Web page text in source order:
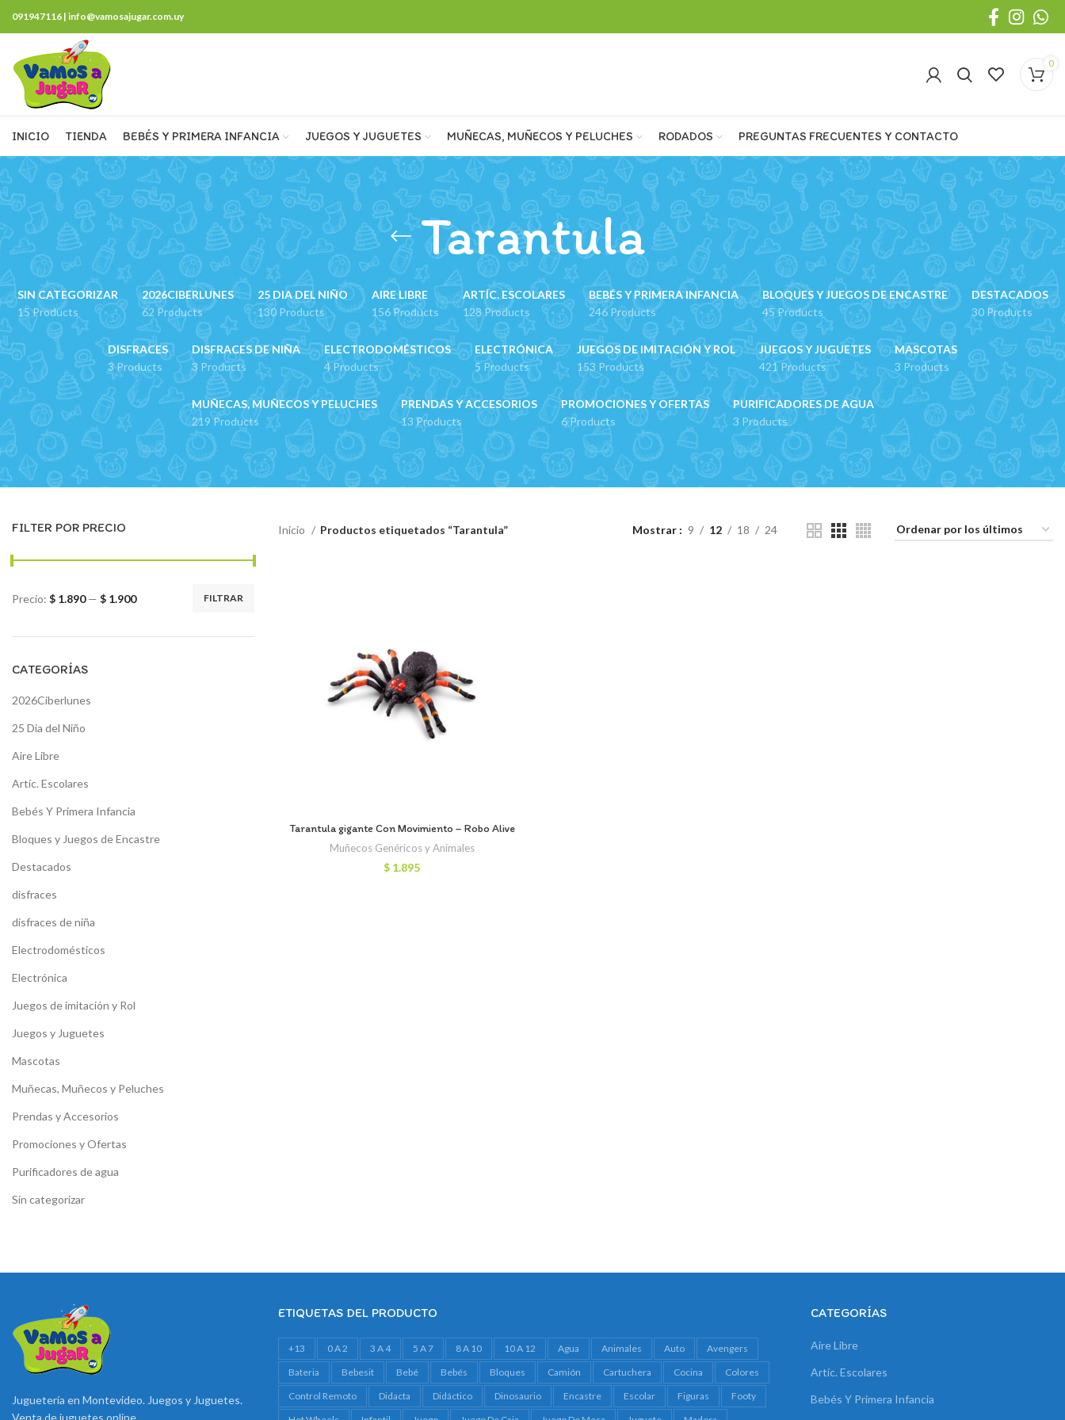
091947116 | info@vamosajugar.com.uy
0
INICIO TIENDA BEBÉS Y PRIMERA INFANCIA JUEGOS Y JUGUETES MUÑECAS, MUÑECOS Y PELUCHES RODADOS PREGUNTAS FRECUENTES Y CONTACTO
Tarantula
SIN CATEGORIZAR
15 Products
2026CIBERLUNES
62 Products
25 DIA DEL NIÑO
130 Products
AIRE LIBRE
156 Products
ARTÍC. ESCOLARES
128 Products
BEBÉS Y PRIMERA INFANCIA
246 Products
BLOQUES Y JUEGOS DE ENCASTRE
45 Products
DESTACADOS
30 Products
DISFRACES
3 Products
DISFRACES DE NIÑA
3 Products
ELECTRODOMÉSTICOS
4 Products
ELECTRÓNICA
5 Products
JUEGOS DE IMITACIÓN Y ROL
153 Products
JUEGOS Y JUGUETES
421 Products
MASCOTAS
3 Products
MUÑECAS, MUÑECOS Y PELUCHES
219 Products
PRENDAS Y ACCESORIOS
13 Products
PROMOCIONES Y OFERTAS
6 Products
PURIFICADORES DE AGUA
3 Products
FILTER POR PRECIO
FILTRAR
Precio: $ 1.890— $ 1.900
CATEGORÍAS
2026Ciberlunes
25 Dia del Niño
Aire Libre
Artíc. Escolares
Bebés Y Primera Infancia
Bloques y Juegos de Encastre
Destacados
disfraces
disfraces de niña
Electrodomésticos
Electrónica
Juegos de imitación y Rol
Juegos y Juguetes
Mascotas
Muñecas, Muñecos y Peluches
Prendas y Accesorios
Promociones y Ofertas
Purificadores de agua
Sin categorizar
Inicio Productos etiquetados “Tarantula” Mostrar 9 12 18 24
Tarantula gigante Con Movimiento – Robo Alive
Muñecos Genéricos y Animales
$ 1.895
Juguetería en Montevideo. Juegos y Juguetes.
Venta de juguetes online
ETIQUETAS DEL PRODUCTO
+13 0 A 2 3 A 4 5 A 7 8 A 10 10 A 12 Agua Animales Auto
Avengers
Bateria
Bebesit Bebé Bebés Bloques Camión Cartuchera Cocina
Colores
Control Remoto
Didacta Didáctico Dinosaurio Encastre Escolar Figuras
Footy
CATEGORÍAS
Aire Libre
Artíc. Escolares
Bebés Y Primera Infancia